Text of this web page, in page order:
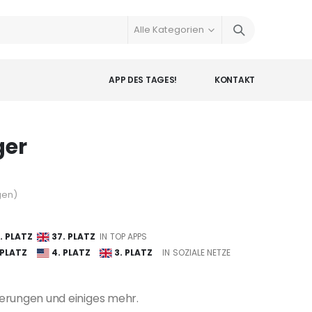
KONTAKT
APP DES TAGES!
)
PLATZ 37. PLATZ IN TOP APPS
4. PLATZ 3. PLATZ IN SOZIALE NETZE
und einiges mehr.